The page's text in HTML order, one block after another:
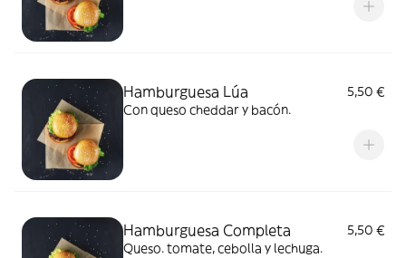
Hamburguesa Lúa
5,50 €
Con queso cheddar y bacón.
Hamburguesa Completa
5,50 €
Queso. tomate, cebolla y lechuga.